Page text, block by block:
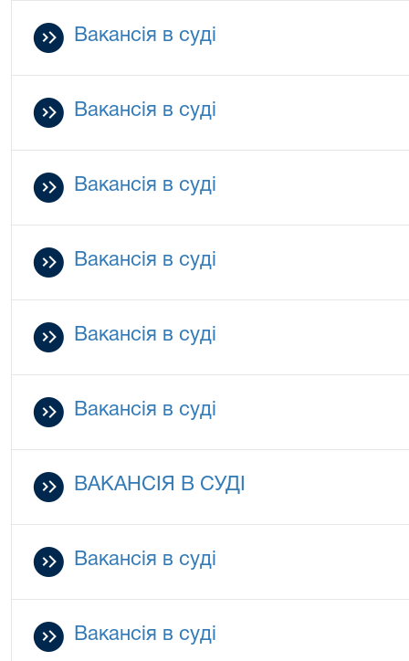
Вакансія в суді
Вакансія в суді
Вакансія в суді
Вакансія в суді
Вакансія в суді
Вакансія в суді
ВАКАНСІЯ В СУДІ
Вакансія в суді
Вакансія в суді